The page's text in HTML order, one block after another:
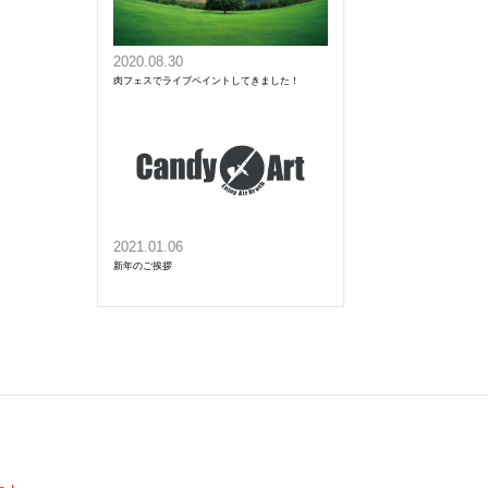
2020.08.30
肉フェスでライブペイントしてきました！
2021.01.06
新年のご挨拶